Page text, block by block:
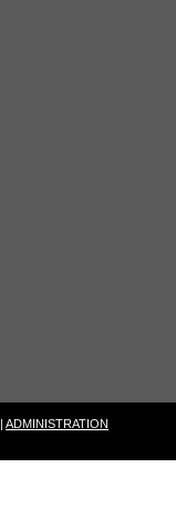
ADMINISTRATION